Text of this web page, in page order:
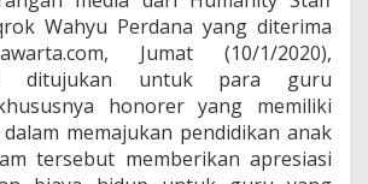
a
m
S
G
Wahyu Perdana yang diterima
Jumat (10/1/2020),
ditujukan untuk para guru
honorer yang memiliki
memajukan pendidikan anak
tersebut memberikan apresiasi